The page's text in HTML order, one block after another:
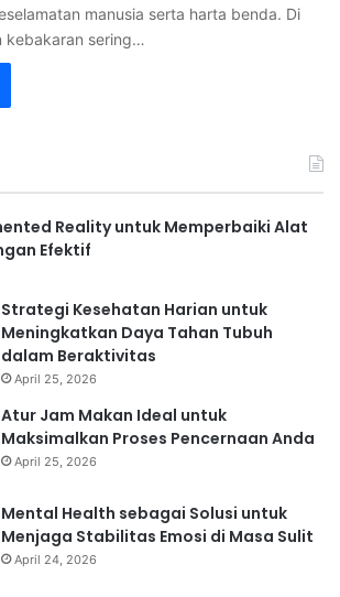
manusia serta harta benda. Di
kebakaran sering…
Reality untuk Memperbaiki Alat
Efektif
Strategi Kesehatan Harian untuk
Meningkatkan Daya Tahan Tubuh
dalam Beraktivitas
April 25, 2026
Atur Jam Makan Ideal untuk
Maksimalkan Proses Pencernaan Anda
April 25, 2026
Mental Health sebagai Solusi untuk
Menjaga Stabilitas Emosi di Masa Sulit
April 24, 2026